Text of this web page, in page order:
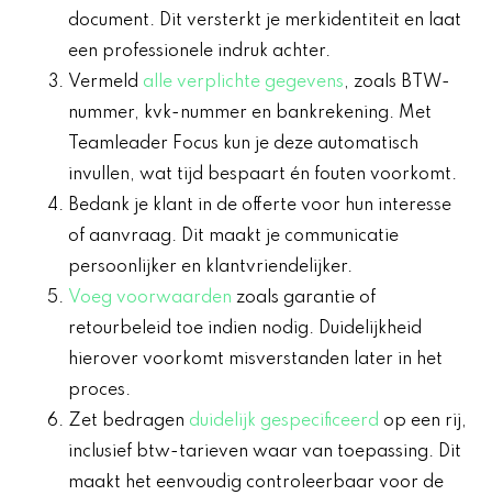
document. Dit versterkt je merkidentiteit en laat
een professionele indruk achter.
Vermeld alle verplichte gegevens, zoals BTW-
nummer, kvk-nummer en bankrekening. Met
Teamleader Focus kun je deze automatisch
invullen, wat tijd bespaart én fouten voorkomt.
Bedank je klant in de offerte voor hun interesse
of aanvraag. Dit maakt je communicatie
persoonlijker en klantvriendelijker.
Voeg voorwaarden zoals garantie of
retourbeleid toe indien nodig. Duidelijkheid
hierover voorkomt misverstanden later in het
proces.
Zet bedragen duidelijk gespecificeerd op een rij,
inclusief btw-tarieven waar van toepassing. Dit
maakt het eenvoudig controleerbaar voor de